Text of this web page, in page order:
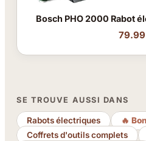
Bosch PHO 2000 Rabot
SE TROUVE AUSSI DANS
Rabots électriques
🔥
Coffrets d'outils complets